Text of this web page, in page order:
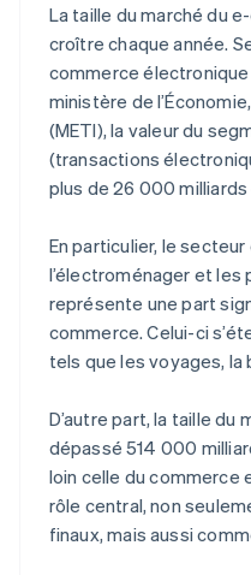
La taille du marché du
croître chaque année.
commerce
ministère de
(METI), la valeur du
(transactions
plus de 26 000 milliards
En particulier, le
l’électroménager et
représente une part
commerce. Celui-ci
tels que les voyages,
D’autre part, la taille du
dépassé 514 000
loin celle du commerce
rôle central, non
finaux, mais aussi